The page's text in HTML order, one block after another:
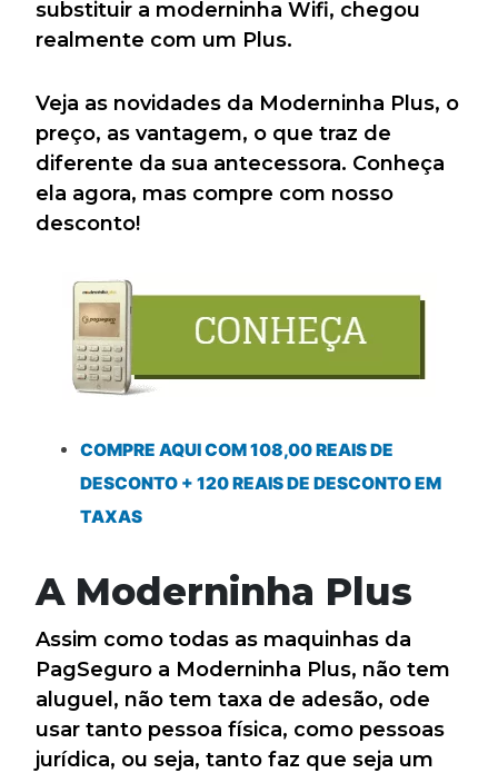
substituir a moderninha Wifi, chegou
realmente com um Plus.
Veja as novidades da Moderninha Plus, o
preço, as vantagem, o que traz de
diferente da sua antecessora. Conheça
ela agora, mas compre com nosso
desconto!
COMPRE AQUI COM 108,00 REAIS DE
DESCONTO + 120 REAIS DE DESCONTO EM
TAXAS
A Moderninha Plus
Assim como todas as maquinhas da
PagSeguro a Moderninha Plus, não tem
aluguel, não tem taxa de adesão, ode
usar tanto pessoa física, como pessoas
jurídica, ou seja, tanto faz que seja um